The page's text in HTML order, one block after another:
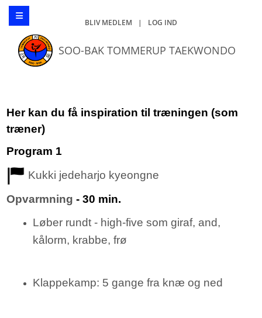
BLIV MEDLEM | LOG IND
SOO-BAK TOMMERUP TAEKWONDO
Her kan du få inspiration til træningen (som
træner)
Program 1
Kukki jedeharjo kyeongne
Opvarmning - 30 min.
Løber rundt - high-five som giraf, and,
kålorm, krabbe, frø
Klappekamp: 5 gange fra knæ og ned